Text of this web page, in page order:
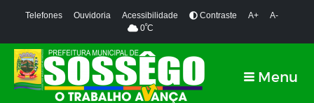
Telefones Ouvidoria Acessibilidade Contraste A+
A-
0ºC
Menu